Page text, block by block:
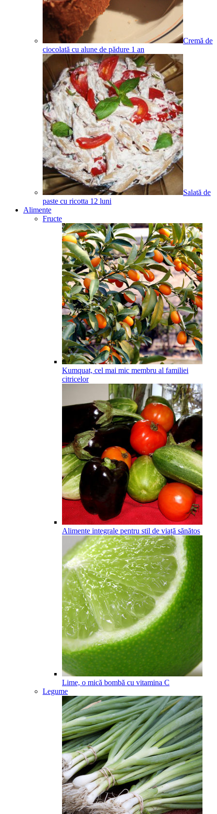
Cremă de
ciocolată cu alune de pădure 1 an
Salată de
paste cu ricotta 12 luni
Alimente
Fructe
Kumquat, cel mai mic membru al familiei
citricelor
Alimente integrale pentru stil de viață sănătos
Lime, o mică bombă cu vitamina C
Legume